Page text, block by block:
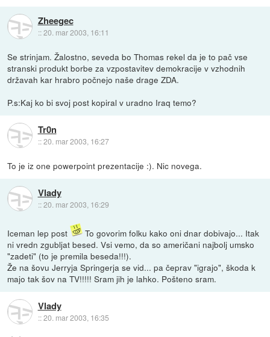
Zheegec
::20. mar 2003, 16:11
Se strinjam. Žalostno, seveda bo Thomas rekel da je to pač vse
stranski produkt borbe za vzpostavitev demokracije v vzhodnih
državah kar hrabro počnejo naše drage ZDA.
P.s:Kaj ko bi svoj post kopiral v uradno Iraq temo?
Tr0n
::20. mar 2003, 16:27
To je iz one powerpoint prezentacije :). Nic novega.
Vlady
::20. mar 2003, 16:29
Iceman lep post
To govorim folku kako oni dnar dobivajo... Itak
ni vredn zgubljat besed. Vsi vemo, da so američani najbolj umsko
"zadeti" (to je premila beseda!!!).
Že na šovu Jerryja Springerja se vid... pa čeprav "igrajo", škoda k
majo tak šov na TV!!!!! Sram jih je lahko. Pošteno sram.
Vlady
::20. mar 2003, 16:35